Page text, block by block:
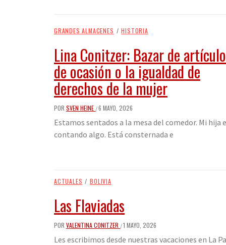
GRANDES ALMACENES / HISTORIA
Lina Conitzer: Bazar de
de ocasión o la igualdad de
derechos de la mujer
POR SVEN HEINE /6 MAYO, 2026
Estamos sentados a la mesa del comedor. Mi hija
contando algo. Está consternada e
ACTUALES / BOLIVIA
Las Flaviadas
POR VALENTINA CONITZER /1 MAYO, 2026
Les escribimos desde nuestras vacaciones en La